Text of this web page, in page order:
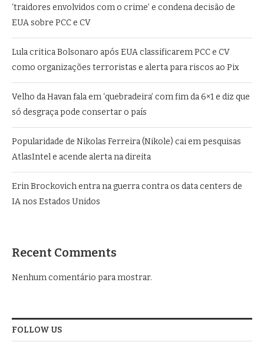
‘traidores envolvidos com o crime’ e condena decisão de
EUA sobre PCC e CV
Lula critica Bolsonaro após EUA classificarem PCC e CV
como organizações terroristas e alerta para riscos ao Pix
Velho da Havan fala em ‘quebradeira’ com fim da 6×1 e diz que
só desgraça pode consertar o país
Popularidade de Nikolas Ferreira (Nikole) cai em pesquisas
AtlasIntel e acende alerta na direita
Erin Brockovich entra na guerra contra os data centers de
IA nos Estados Unidos
Recent Comments
Nenhum comentário para mostrar.
FOLLOW US